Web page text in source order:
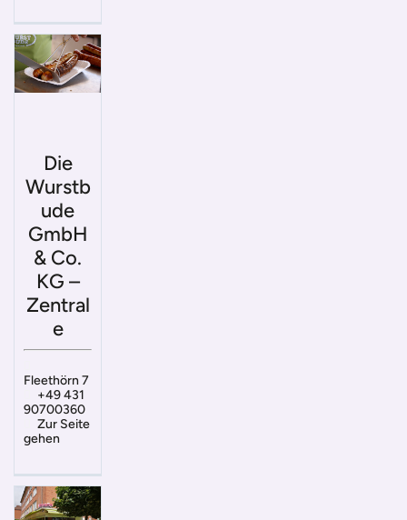
Die
Wurstb
ude
GmbH
& Co.
KG –
Zentral
e
Fleethörn 7
+49 431
90700360
Zur Seite
gehen